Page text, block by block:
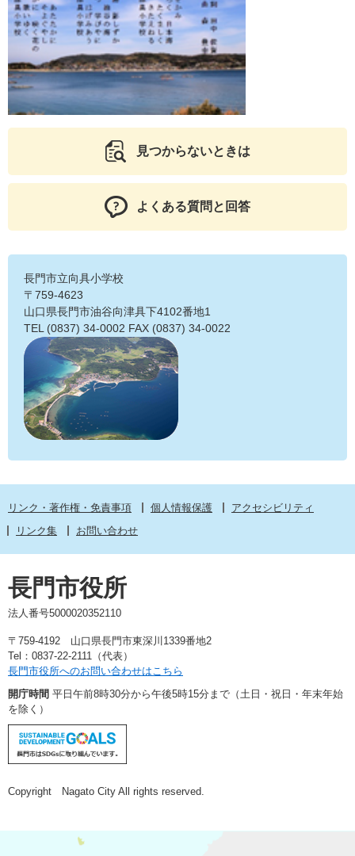
見つからないときは
よくある質問と回答
長門市立向具小学校
〒759-4623
山口県長門市油谷向津具下4102番地1
TEL (0837) 34-0002 FAX (0837) 34-0022
リンク・著作権・免責事項 個人情報保護
アクセシビリティ
リンク集
お問い合わせ
長門市役所
法人番号5000020352110
〒759-4192 山口県長門市東深川1339番地2
Tel：0837-22-2111（代表）
長門市役所へのお問い合わせはこちら
開庁時間 平日午前8時30分から午後5時15分まで（土日・祝日・年末年始
を除く）
Copyright Nagato City All rights reserved.